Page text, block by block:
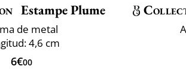
Estampe Plume
de metal
4,6 cm
6€00